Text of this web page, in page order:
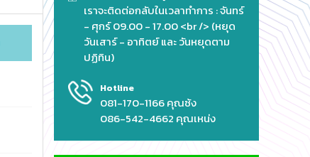
เราจะติดต่อกลับในเวลาทำการ : จันทร์
- ศุกร์ 09.00 - 17.00 <br /> (หยุด
วันเสาร์ - อาทิตย์ และ วันหยุดตาม
ปฏิทิน)
Hotline
081-170-1166 คุณซ้ง
086-542-4662 คุณเหน่ง